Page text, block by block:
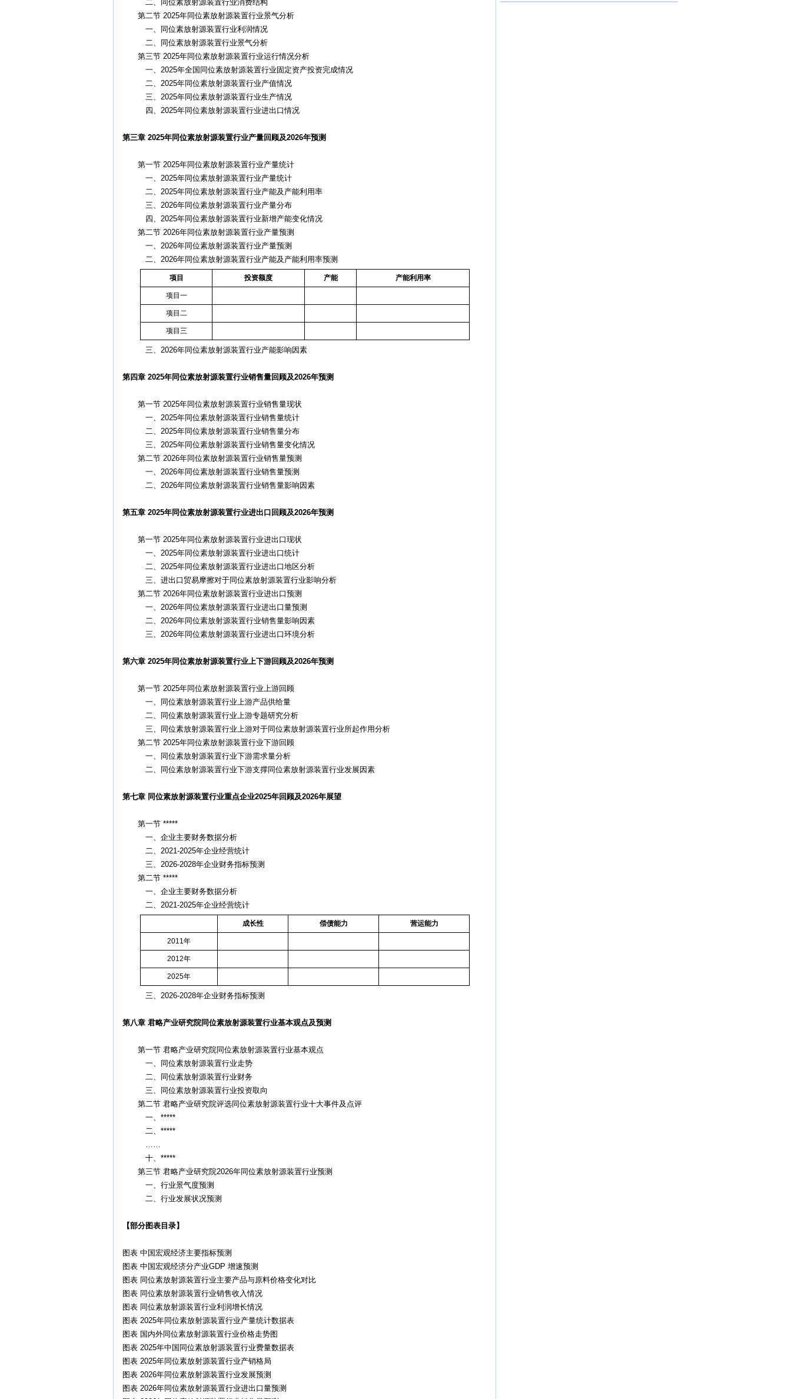
二、同位素放射源装置行业消费结构
第二节 2025年同位素放射源装置行业景气分析
一、同位素放射源装置行业利润情况
二、同位素放射源装置行业景气分析
第三节 2025年同位素放射源装置行业运行情况分析
一、2025年全国同位素放射源装置行业固定资产投资完成情况
二、2025年同位素放射源装置行业产值情况
三、2025年同位素放射源装置行业生产情况
四、2025年同位素放射源装置行业进出口情况
第三章 2025年同位素放射源装置行业产量回顾及2026年预测
第一节 2025年同位素放射源装置行业产量统计
一、2025年同位素放射源装置行业产量统计
二、2025年同位素放射源装置行业产能及产能利用率
三、2026年同位素放射源装置行业产量分布
四、2025年同位素放射源装置行业新增产能变化情况
第二节 2026年同位素放射源装置行业产量预测
一、2026年同位素放射源装置行业产量预测
二、2026年同位素放射源装置行业产能及产能利用率预测
项目 投资额度 产能 产能利用率
项目一
项目二
项目三
三、2026年同位素放射源装置行业产能影响因素
第四章 2025年同位素放射源装置行业销售量回顾及2026年预测
第一节 2025年同位素放射源装置行业销售量现状
一、2025年同位素放射源装置行业销售量统计
二、2025年同位素放射源装置行业销售量分布
三、2025年同位素放射源装置行业销售量变化情况
第二节 2026年同位素放射源装置行业销售量预测
一、2026年同位素放射源装置行业销售量预测
二、2026年同位素放射源装置行业销售量影响因素
第五章 2025年同位素放射源装置行业进出口回顾及2026年预测
第一节 2025年同位素放射源装置行业进出口现状
一、2025年同位素放射源装置行业进出口统计
二、2025年同位素放射源装置行业进出口地区分析
三、进出口贸易摩擦对于同位素放射源装置行业影响分析
第二节 2026年同位素放射源装置行业进出口预测
一、2026年同位素放射源装置行业进出口量预测
二、2026年同位素放射源装置行业销售量影响因素
三、2026年同位素放射源装置行业进出口环境分析
第六章 2025年同位素放射源装置行业上下游回顾及2026年预测
第一节 2025年同位素放射源装置行业上游回顾
一、同位素放射源装置行业上游产品供给量
二、同位素放射源装置行业上游专题研究分析
三、同位素放射源装置行业上游对于同位素放射源装置行业所起作用分析
第二节 2025年同位素放射源装置行业下游回顾
一、同位素放射源装置行业下游需求量分析
二、同位素放射源装置行业下游支撑同位素放射源装置行业发展因素
第七章 同位素放射源装置行业重点企业2025年回顾及2026年展望
第一节 *****
一、企业主要财务数据分析
二、2021-2025年企业经营统计
三、2026-2028年企业财务指标预测
第二节 *****
一、企业主要财务数据分析
二、2021-2025年企业经营统计
成长性 偿债能力 营运能力
2011年
2012年
2025年
三、2026-2028年企业财务指标预测
第八章 君略产业研究院同位素放射源装置行业基本观点及预测
第一节 君略产业研究院同位素放射源装置行业基本观点
一、同位素放射源装置行业走势
二、同位素放射源装置行业财务
三、同位素放射源装置行业投资取向
第二节 君略产业研究院评选同位素放射源装置行业十大事件及点评
一、*****
二、*****
……
十、*****
第三节 君略产业研究院2026年同位素放射源装置行业预测
一、行业景气度预测
二、行业发展状况预测
【部分图表目录】
图表 中国宏观经济主要指标预测
图表 中国宏观经济分产业GDP 增速预测
图表 同位素放射源装置行业主要产品与原料价格变化对比
图表 同位素放射源装置行业销售收入情况
图表 同位素放射源装置行业利润增长情况
图表 2025年同位素放射源装置行业产量统计数据表
图表 国内外同位素放射源装置行业价格走势图
图表 2025年中国同位素放射源装置行业费量数据表
图表 2025年同位素放射源装置行业产销格局
图表 2026年同位素放射源装置行业发展预测
图表 2026年同位素放射源装置行业进出口量预测